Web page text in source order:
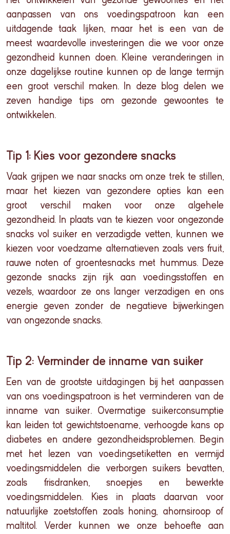
aanpassen van ons voedingspatroon kan een
uitdagende taak lijken, maar het is een van de
meest waardevolle investeringen die we voor onze
gezondheid kunnen doen. Kleine veranderingen in
onze dagelijkse routine kunnen op de lange termijn
een groot verschil maken. In deze blog delen we
zeven
handigetips om gezonde gewoontes te
ontwikkelen.
Tip 1: Kies voor gezondere snacks
Vaak grijpen we naar snacks om onze trek te stillen,
maar het kiezen van gezondere opties kan een
groot verschil maken voor onze algehele
gezondheid. In plaats van te kiezen voor ongezonde
snacks vol suiker en verzadigde vetten, kunnen we
kiezen voor voedzame alternatieven zoals vers fruit,
rauwe noten of groentesnacks met hummus. Deze
gezonde snacks zijn rijk aan voedingsstoffen en
vezels, waardoor ze ons langer verzadigen en ons
energie geven zonder de negatieve bijwerkingen
van ongezonde snacks.
Tip 2: Verminder de inname van suiker
Een van de grootste uitdagingen bij het aanpassen
van ons voedingspatroon is het verminderen van de
inname van suiker. Overmatige suikerconsumptie
kan leiden tot gewichtstoename, verhoogde kans op
diabetes en andere gezondheidsproblemen. Begin
met het lezen van voedingsetiketten en vermijd
voedingsmiddelen die verborgen suikers bevatten,
zoals frisdranken, snoepjes en bewerkte
voedingsmiddelen. Kies in plaats daarvan voor
natuurlijke zoetstoffen zoals honing, ahornsiroop of
maltitol. Verder kunnen we onze behoefte aan